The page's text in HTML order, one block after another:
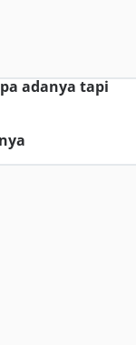
adanya tapi